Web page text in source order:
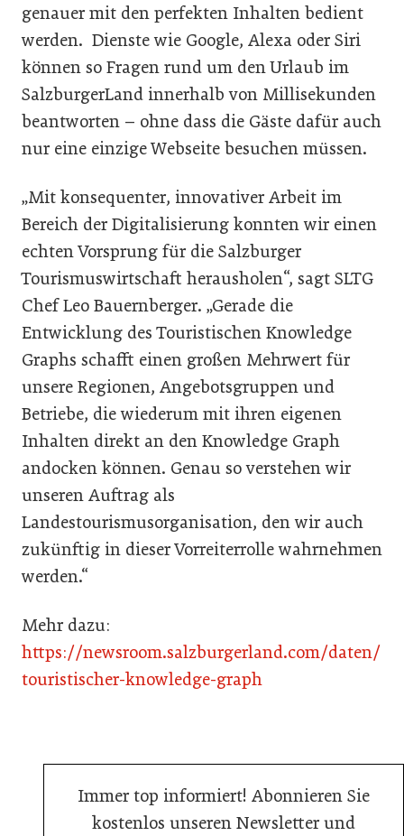
genauer mit den perfekten Inhalten bedient
werden. Dienste wie Google, Alexa oder Siri
können so Fragen rund um den Urlaub im
SalzburgerLand innerhalb von Millisekunden
beantworten – ohne dass die Gäste dafür auch
nur eine einzige Webseite besuchen müssen.
„Mit konsequenter, innovativer Arbeit im
Bereich der Digitalisierung konnten wir einen
echten Vorsprung für die Salzburger
Tourismuswirtschaft herausholen“, sagt SLTG
Chef Leo Bauernberger. „Gerade die
Entwicklung des Touristischen Knowledge
Graphs schafft einen großen Mehrwert für
unsere Regionen, Angebotsgruppen und
Betriebe, die wiederum mit ihren eigenen
Inhalten direkt an den Knowledge Graph
andocken können. Genau so verstehen wir
unseren Auftrag als
Landestourismusorganisation, den wir auch
zukünftig in dieser Vorreiterrolle wahrnehmen
werden.“
Mehr dazu:
https://newsroom.salzburgerland.com/daten/
touristischer-knowledge-graph
Immer top informiert! Abonnieren Sie
kostenlos unseren Newsletter und